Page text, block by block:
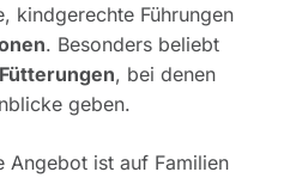
kindgerechte Führungen
. Besonders beliebt
, bei denen
geben.
Angebot ist auf Familien